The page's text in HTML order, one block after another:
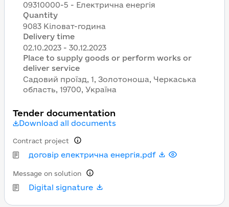
09310000-5 - Електрична енергія
Quantity
9083 Кіловат-година
Delivery time
Place to supply goods or perform works or
deliver service
Садовий проїзд, 1, Золотоноша, Черкаська
область, 19700, Україна
Tender documentation
Download all documents
договір електрична енергія.pdf
Contract project
Digital signature
Message on solution